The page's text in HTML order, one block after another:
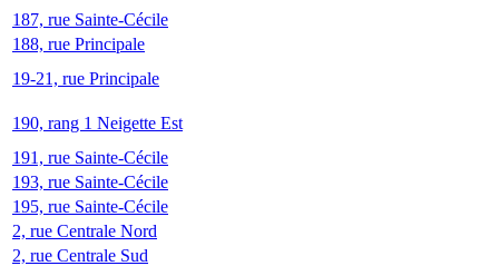
187, rue Sainte-Cécile
188, rue Principale
19-21, rue Principale
190, rang 1 Neigette Est
191, rue Sainte-Cécile
193, rue Sainte-Cécile
195, rue Sainte-Cécile
2, rue Centrale Nord
2, rue Centrale Sud